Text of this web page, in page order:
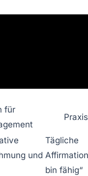
für
und
Tägliche
bin fähig“